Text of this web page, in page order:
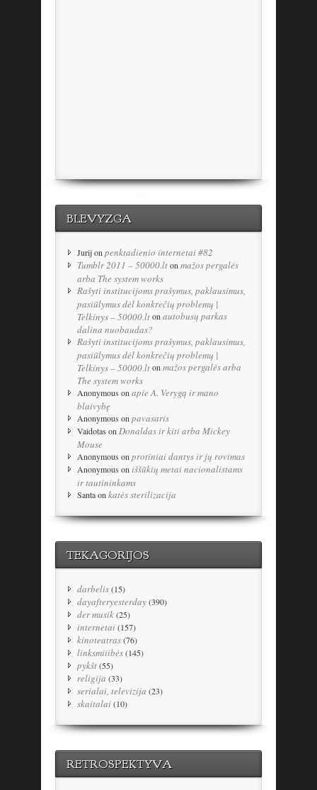
BLEVYZGA
Jurijon penktadienio internetai #82
Tumblr 2011 – 50000.lton mažos pergalės
arba The system works
Rašyti institucijoms prašymus, paklausimus,
pasiūlymus dėl konkrečių problemų |
Telkinys – 50000.lton autobusų parkas
dalina nuobaudas?
Rašyti institucijoms prašymus, paklausimus,
pasiūlymus dėl konkrečių problemų |
Telkinys – 50000.lton mažos pergalės arba
The system works
Anonymous on apie A. Verygą ir mano
blaivybę
Anonymous on pavasaris
Vaidotas on Donaldas ir kiti arba Mickey
Mouse
Anonymous on protiniai dantys ir jų rovimas
Anonymous on iššūkių metai nacionalistams
ir tautininkams
Santaon katės sterilizacija
TEKAGORIJOS
darbelis(15)
dayafteryesterday(390)
der musik(25)
internetai(157)
kinoteatras(76)
linksmiiibės(145)
pykšt(55)
religija (33)
serialai, televizija (23)
skaitalai(10)
RETROSPEKTYVA